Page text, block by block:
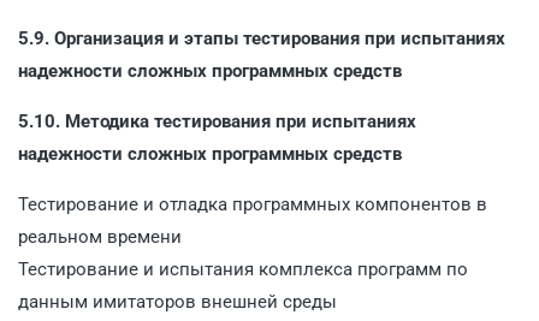
5.9. Организация и этапы тестирования при испытаниях
надежности сложных программных средств
5.10. Методика тестирования при испытаниях
надежности сложных программных средств
Тестирование и отладка программных компонентов в
реальном времени
Тестирование и испытания комплекса программ по
данным имитаторов внешней среды